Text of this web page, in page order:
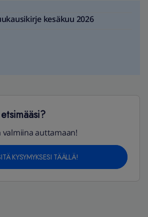
kesäkuu 2026
valmiina auttamaan!
KYSYMYKSESI TÄÄLLÄ!